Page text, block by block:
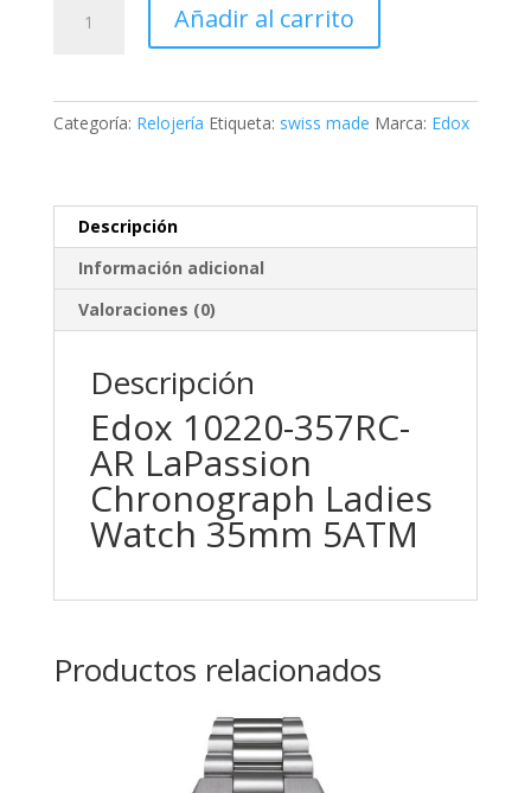
LaPassion
Chronograph
Añadir al carrito
Categoría: Relojería Etiqueta: swiss made Marca: Edox
Descripción
Información adicional
Valoraciones (0)
Descripción
Edox 10220-357RC-
AR LaPassion
Chronograph Ladies
Watch 35mm 5ATM
Productos relacionados